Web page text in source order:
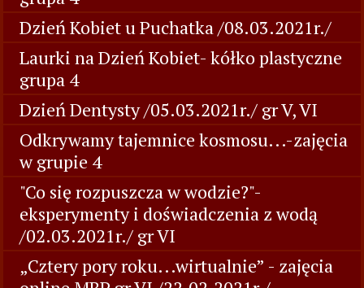
Dzień Kobiet u Puchatka /08.03.2021r./
Laurki na Dzień Kobiet- kółko plastyczne
grupa 4
Dzień Dentysty /05.03.2021r./ gr V, VI
Odkrywamy tajemnice kosmosu...-zajęcia
w grupie 4
"Co się rozpuszcza w wodzie?"-
eksperymenty i doświadczenia z wodą
/02.03.2021r./ gr VI
„Cztery pory roku...wirtualnie” - zajęcia